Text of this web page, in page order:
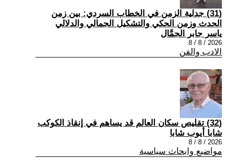
(31) جدلية الزمن في الخطاب السردي: بين زمن
الحدث وزمن الحكي والتشكيل الجمالي والدلالي
ياسر جابر الجمَّال
2026 / 8 / 8
الادب والفن
(32) تقليص سكان العالم قد يساهم في إنقاذ الكوكب
شابا أيوب شابا
2026 / 8 / 8
مواضيع وابحاث سياسية